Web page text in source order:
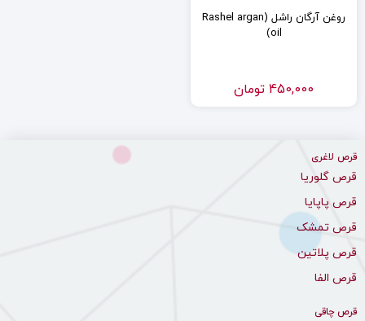
روغن آرگان راشل (Rashel argan
oil)
450,000 تومان
قرص لاغری
قرص گلوریا
قرص پاپایا
قرص تمشک
قرص پلاتین
قرص الفا
قرص چاقی